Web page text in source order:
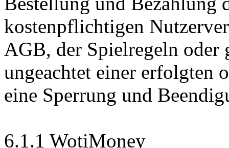
kostenpflichtigen
AGB, der Spielregeln oder
ungeachtet einer erfolgten
eine Sperrung und
6.1.1 WotiMoney